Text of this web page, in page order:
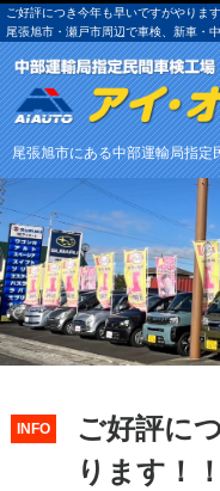
ご好評につき今年も早いですがやり
尾張旭市・瀬戸市周辺で車検、新車・
尾張旭市にある中部運輸局指定
ご好評に
ります！
INFO